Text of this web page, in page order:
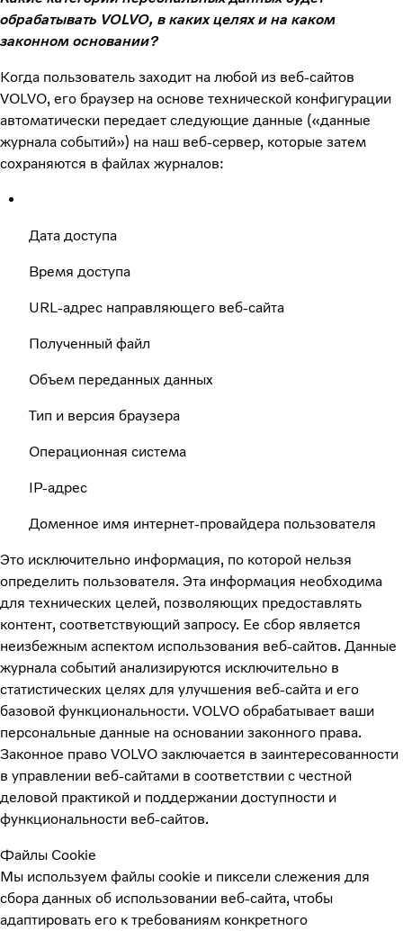
обрабатывать VOLVO, в каких целях и на каком
законном основании?
Когда пользователь заходит на любой из веб-сайтов
VOLVO, его браузер на основе технической конфигурации
автоматически передает следующие данные («данные
журнала событий») на наш веб-сервер, которые затем
сохраняются в файлах журналов:
Дата доступа
Время доступа
URL-адрес направляющего веб-сайта
Полученный файл
Объем переданных данных
Тип и версия браузера
Операционная система
IP-адрес
Доменное имя интернет-провайдера пользователя
Это исключительно информация, по которой нельзя
определить пользователя. Эта информация необходима
для технических целей, позволяющих предоставлять
контент, соответствующий запросу. Ее сбор является
неизбежным аспектом использования веб-сайтов. Данные
журнала событий анализируются исключительно в
статистических целях для улучшения веб-сайта и его
базовой функциональности. VOLVO обрабатывает ваши
персональные данные на основании законного права.
Законное право VOLVO заключается в заинтересованности
в управлении веб-сайтами в соответствии с честной
деловой практикой и поддержании доступности и
функциональности веб-сайтов.
Файлы Cookie
Мы используем файлы cookie и пиксели слежения для
сбора данных об использовании веб-сайта, чтобы
адаптировать его к требованиям конкретного